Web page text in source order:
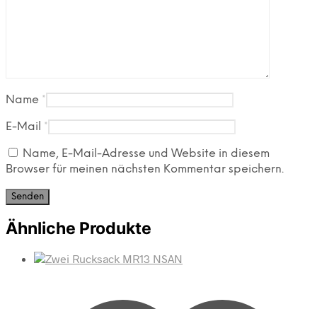
Name *
E-Mail *
Name, E-Mail-Adresse und Website in diesem
Browser für meinen nächsten Kommentar speichern.
Ähnliche Produkte